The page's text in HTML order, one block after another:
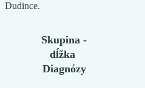
Dudince.
Skupina -
dĺžka
Diagnózy